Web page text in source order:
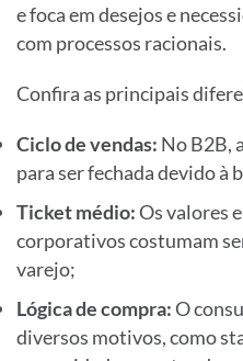
e foca em desejos e
com processos racionais.
Confira as principais
Ciclo de vendas: No B2B,
para ser fechada devido à
Ticket médio:Os valores
corporativos costumam
varejo;
Lógica de compra:O
diversos motivos, como